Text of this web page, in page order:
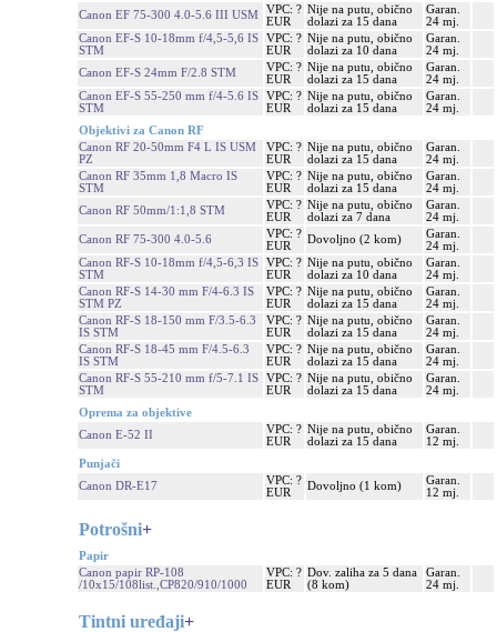
Canon EF 75-300 4.0-5.6 III USM
VPC: ?
EUR
Nije na putu, obično
dolazi za 15 dana
Garan.
24 mj.
Canon EF-S 10-18mm f/4,5-5,6 IS
STM
VPC: ?
EUR
Nije na putu, obično
dolazi za 10 dana
Garan.
24 mj.
Canon EF-S 24mm F/2.8 STM
VPC: ?
EUR
Nije na putu, obično
dolazi za 15 dana
Garan.
24 mj.
Canon EF-S 55-250 mm f/4-5.6 IS
STM
VPC: ?
EUR
Nije na putu, obično
dolazi za 15 dana
Garan.
24 mj.
Objektivi za Canon RF
Canon RF 20-50mm F4 L IS USM
PZ
VPC: ?
EUR
Nije na putu, obično
dolazi za 15 dana
Garan.
24 mj.
Canon RF 35mm 1,8 Macro IS
STM
VPC: ?
EUR
Nije na putu, obično
dolazi za 15 dana
Garan.
24 mj.
Canon RF 50mm/1:1,8 STM
VPC: ?
EUR
Nije na putu, obično
dolazi za 7 dana
Garan.
24 mj.
Canon RF 75-300 4.0-5.6
VPC: ?
EUR
Dovoljno (2 kom)
Garan.
24 mj.
Canon RF-S 10-18mm f/4,5-6,3 IS
STM
VPC: ?
EUR
Nije na putu, obično
dolazi za 10 dana
Garan.
24 mj.
Canon RF-S 14-30 mm F/4-6.3 IS
STM PZ
VPC: ?
EUR
Nije na putu, obično
dolazi za 15 dana
Garan.
24 mj.
Canon RF-S 18-150 mm F/3.5-6.3
IS STM
VPC: ?
EUR
Nije na putu, obično
dolazi za 15 dana
Garan.
24 mj.
Canon RF-S 18-45 mm F/4.5-6.3
IS STM
VPC: ?
EUR
Nije na putu, obično
dolazi za 15 dana
Garan.
24 mj.
Canon RF-S 55-210 mm f/5-7.1 IS
STM
VPC: ?
EUR
Nije na putu, obično
dolazi za 15 dana
Garan.
24 mj.
Oprema za objektive
Canon E-52 II
VPC: ?
EUR
Nije na putu, obično
dolazi za 15 dana
Garan.
12 mj.
Punjači
Canon DR-E17
VPC: ?
EUR
Dovoljno (1 kom)
Garan.
12 mj.
Potrošni+
Papir
Canon papir RP-108
/10x15/108list.,CP820/910/1000
VPC: ?
EUR
Dov. zaliha za 5 dana
(8 kom)
Garan.
24 mj.
Tintni uređaji+